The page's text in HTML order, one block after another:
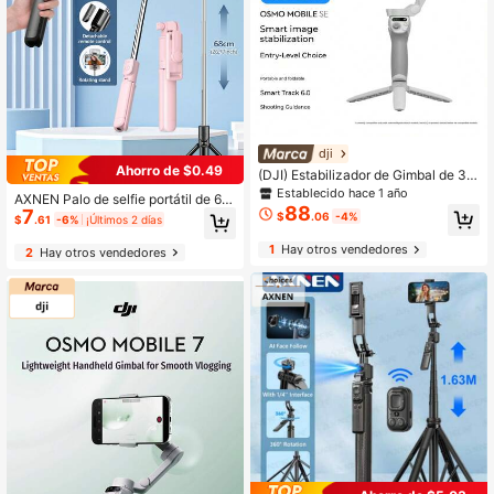
Ahorro de $0.49
AXNEN Palo de selfie portátil de 68
0mm/26.77" con control remoto inal
ámbrico, trípode para teléfono & so
porte extensible. Compatible con iP
hone & Android para fotografía, tran
smisión en vivo, Navidad, Hallowee
n & grabación de vacaciones.
$7.61 -6% ¡Últimos 2 días
2Hay otros vendedores
dji
(DJI) Estabilizador de Gimbal de 3 E
jes Osmo Mobile SE, Seguimiento d
e IA, Control de Gestos, Palo Selfie
Portátil, Vlogging para Smartphone
Establecido hace 1 año
$88.06 -4%
1Hay otros vendedores